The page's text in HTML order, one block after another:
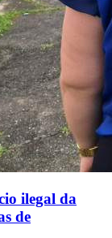
ilegal da
de